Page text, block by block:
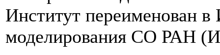
Институт переименован в
моделирования СО РАН